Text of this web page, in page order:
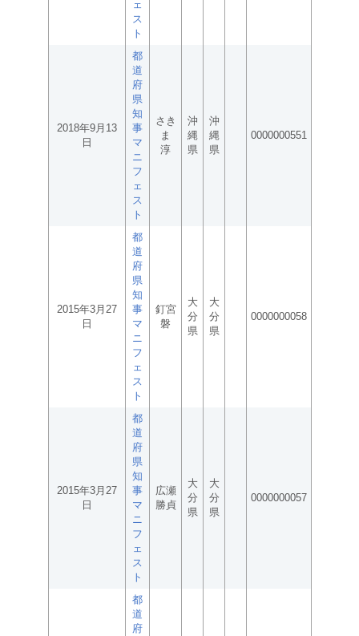
ェ
ス
ト
2018年9月13
日
都
道
府
県
知
事
マ
ニ
フ
ェ
ス
ト
さき
ま
淳
沖
縄
県
沖
縄
県
0000000551
2015年3月27
日
都
道
府
県
知
事
マ
ニ
フ
ェ
ス
ト
釘宮
磐
大
分
県
大
分
県
0000000058
2015年3月27
日
都
道
府
県
知
事
マ
ニ
フ
ェ
ス
ト
広瀬
勝貞
大
分
県
大
分
県
0000000057
都
道
府